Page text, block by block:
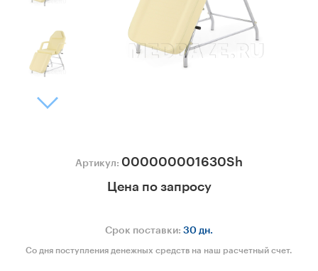
Артикул: 000000001630Sh
Цена по запросу
Срок поставки: 30 дн.
Со дня поступления денежных средств на наш расчетный счет.